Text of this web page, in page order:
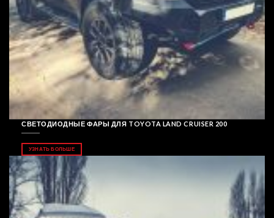
СВЕТОДИОДНЫЕ ФАРЫ ДЛЯ TOYOTA LAND CRUISER 200
УЗНАТЬ БОЛЬШЕ